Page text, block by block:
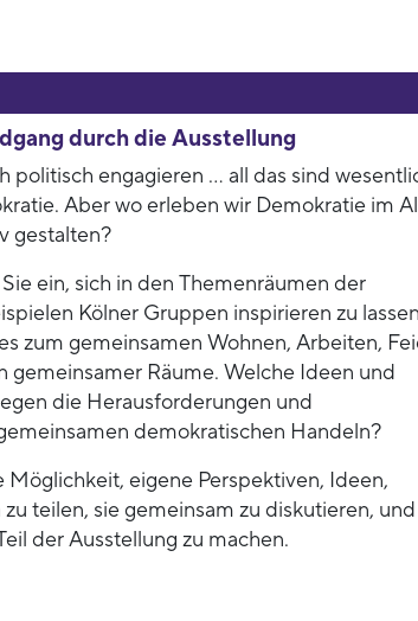
durch die Ausstellung
politisch engagieren … all das sind
Aber wo erleben wir Demokratie im
gestalten?
ein, sich in den Themenräumen der
Kölner Gruppen inspirieren zu
zum gemeinsamen Wohnen, Arbeiten,
gemeinsamer Räume. Welche Ideen und
die Herausforderungen und
demokratischen Handeln?
Möglichkeit, eigene Perspektiven, Ideen,
teilen, sie gemeinsam zu diskutieren,
der Ausstellung zu machen.